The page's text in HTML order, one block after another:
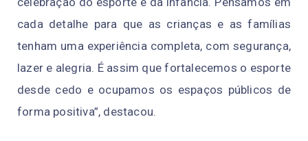
cada detalhe para que as crianças e as famílias
tenham uma experiência completa, com segurança,
lazer e alegria. É assim que fortalecemos o esporte
desde cedo e ocupamos os espaços públicos de
forma positiva”, destacou.